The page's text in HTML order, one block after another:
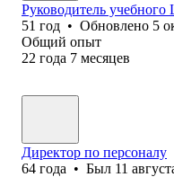
Руководитель учебного
51 год • Обновлено 5
Общий опыт
22 года 7 месяцев
Директор по персоналу
64 года • Был 11